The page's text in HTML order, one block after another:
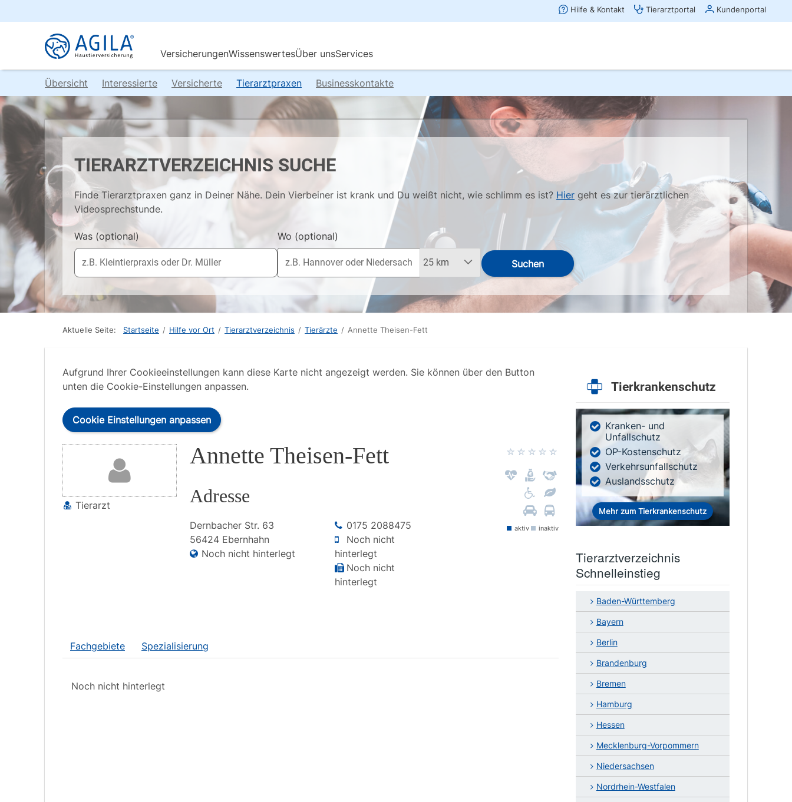
Übersicht Interessierte Versicherte Tierarztpraxen Businesskontakte
TIERARZTVERZEICHNIS SUCHE
Finde Tierarztpraxen ganz in Deiner Nähe. Dein Vierbeiner ist krank und Du weißt nicht, wie schlimm es ist? Hier geht es zur tierärztlichen
Videosprechstunde.
Was (optional) Wo (optional)
Suchen
Aktuelle Seite: Startseite / Hilfe vor Ort / Tierarztverzeichnis / Tierärzte / Annette Theisen-Fett
Aufgrund Ihrer Cookieeinstellungen kann diese Karte nicht angezeigt werden. Sie können über den Button
unten die Cookie-Einstellungen anpassen.
Cookie Einstellungen anpassen
Tierarzt
Annette Theisen-Fett
Adresse
Dernbacher Str. 63
56424 Ebernhahn
Noch nicht hinterlegt
0175 2088475
Noch nicht
hinterlegt
Noch nicht
hinterlegt
aktiv inaktiv
Fachgebiete Spezialisierung
Noch nicht hinterlegt
Tierkrankenschutz
Kranken- und
Unfallschutz
OP-Kostenschutz
Verkehrsunfallschutz
Auslandsschutz
Mehr zum Tierkrankenschutz
Tierarztverzeichnis
Schnelleinstieg
Baden-Württemberg
Bayern
Berlin
Brandenburg
Bremen
Hamburg
Hessen
Mecklenburg-Vorpommern
Niedersachsen
Nordrhein-Westfalen